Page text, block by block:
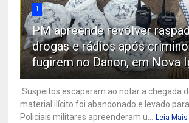
1
PM apreende revólver
drogas e rádios após
fugirem no Danon, em Nova
Suspeitos escaparam ao notar a chegada
material ilícito foi abandonado e levado para
Policiais militares apreenderam u... Leia Mais